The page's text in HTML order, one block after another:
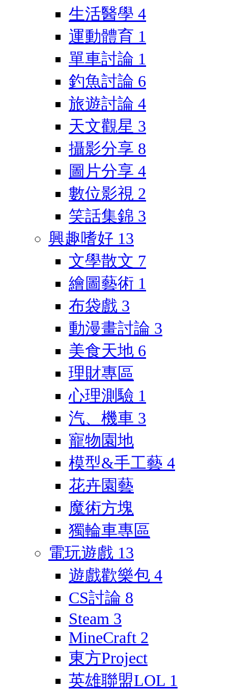
生活醫學 4
運動體育 1
單車討論 1
釣魚討論 6
旅遊討論 4
天文觀星 3
攝影分享 8
圖片分享 4
數位影視 2
笑話集錦 3
興趣嗜好 13
文學散文 7
繪圖藝術 1
布袋戲 3
動漫畫討論 3
美食天地 6
理財專區
心理測驗 1
汽、機車 3
寵物園地
模型&手工藝 4
花卉園藝
魔術方塊
獨輪車專區
電玩遊戲 13
遊戲歡樂包 4
CS討論 8
Steam 3
MineCraft 2
東方Project
英雄聯盟LOL 1